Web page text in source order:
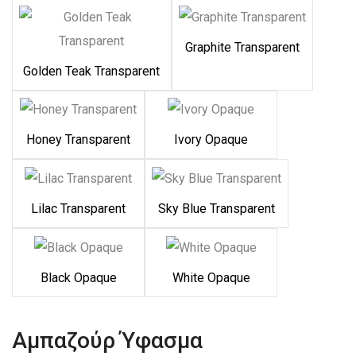
Golden Teak Transparent
Graphite Transparent
Honey Transparent Ivory Opaque
Lilac Transparent Sky Blue Transparent
Black Opaque White Opaque
Αμπαζούρ Ύφασμα